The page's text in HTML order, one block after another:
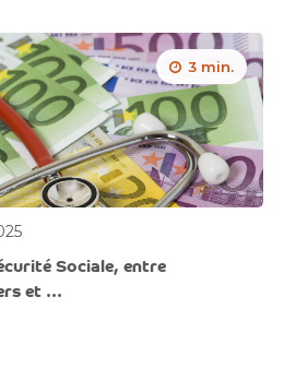
3 min.
Sociale, entre
et ...